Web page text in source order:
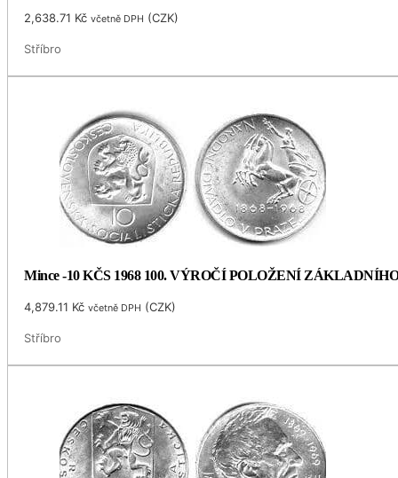
2,638.71 Kč včetně DPH (CZK)
Stříbro
Mince -10 KČS 1968 100. VÝROČÍ POLOŽENÍ
4,879.11 Kč včetně DPH (CZK)
Stříbro